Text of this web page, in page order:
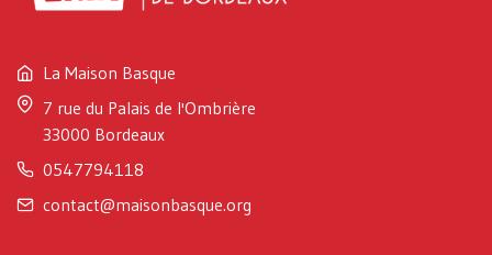
La Maison Basque
7 rue du Palais de l'Ombrière
33000 Bordeaux
0547794118
contact@maisonbasque.org